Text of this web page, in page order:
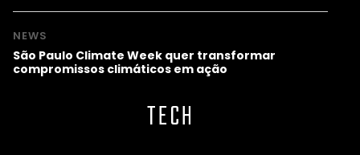
NEWS
São Paulo Climate Week quer transformar
compromissos climáticos em ação
TECH